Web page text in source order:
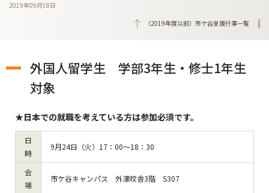
2019年09月18日
（2019年度以前）市ケ谷支援行事一覧
外国人留学生 学部3年生・修士1年生
対象
★日本での就職を考えている方は参加必須です。
日
時
9月24日（火）17：00～18：30
会
場
市ケ谷キャンパス 外濠校舎3階 S307